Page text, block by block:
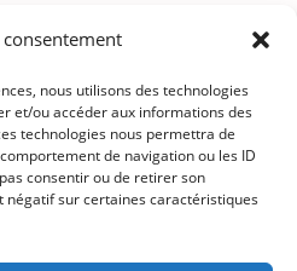
nous utilisons des technologies
et/ou accéder aux informations des
technologies nous permettra de
de navigation ou les ID
consentir ou de retirer son
sur certaines caractéristiques
Tarifs